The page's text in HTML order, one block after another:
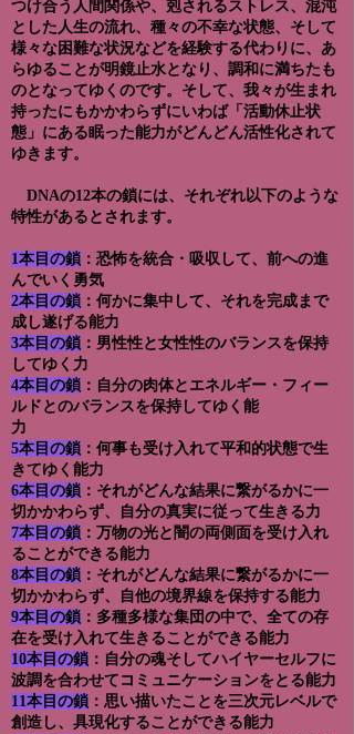
つけ合う人間関係や、剋されるストレス、混沌
とした人生の流れ、種々の不幸な状態、そして
様々な困難な状況などを経験する代わりに、あ
らゆることが明鏡止水となり、調和に満ちたも
のとなってゆくのです。そして、我々が生まれ
持ったにもかかわらずにいわば「活動休止状
態」にある眠った能力がどんどん活性化されて
ゆきます。
DNAの12本の鎖には、それぞれ以下のような
特性があるとされます。
1本目の鎖 ：恐怖を統合・吸収して、前への進
んでいく勇気
2本目の鎖 ：何かに集中して、それを完成まで
成し遂げる能力
3本目の鎖 ：男性性と女性性のバランスを保持
してゆく力
4本目の鎖 ：自分の肉体とエネルギー・フィー
ルドとのバランスを保持してゆく能
力
5本目の鎖 ：何事も受け入れて平和的状態で生
きてゆく能力
6本目の鎖 ：それがどんな結果に繋がるかに一
切かかわらず、自分の真実に従って生きる力
7本目の鎖 ：万物の光と闇の両側面を受け入れ
ることができる能力
8本目の鎖 ：それがどんな結果に繋がるかに一
切かかわらず、自他の境界線を保持する能力
9本目の鎖 ：多種多様な集団の中で、全ての存
在を受け入れて生きることができる能力
10本目の鎖 ：自分の魂そしてハイヤーセルフに
波調を合わせてコミュニケーションをとる能力
11本目の鎖 ：思い描いたことを三次元レベルで
創造し、具現化することができる能力